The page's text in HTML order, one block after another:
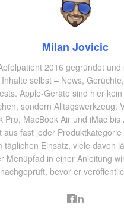
Milan Jovicic
2016 gegründet
selbst – News,
Apple-Geräte sind hier
sondern Alltagswerkzeug:
Pro, MacBook Air und iMac bis
aus fast jeder
täglichen Einsatz, viele davon
Menüpfad in einer Anleitung
nachgeprüft, bevor er